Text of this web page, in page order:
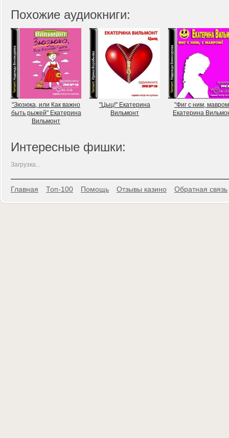
Похожие аудиокниги:
"Зюзюка, или Как важно
быть рыжей" Екатерина
Вильмонт
"Цыц!" Екатерина
Вильмонт
"Фиг с ним,
Екатерина
Интересные фишки:
Загрузка...
Главная Топ-100 Помощь Отзывы казино Обратная связь